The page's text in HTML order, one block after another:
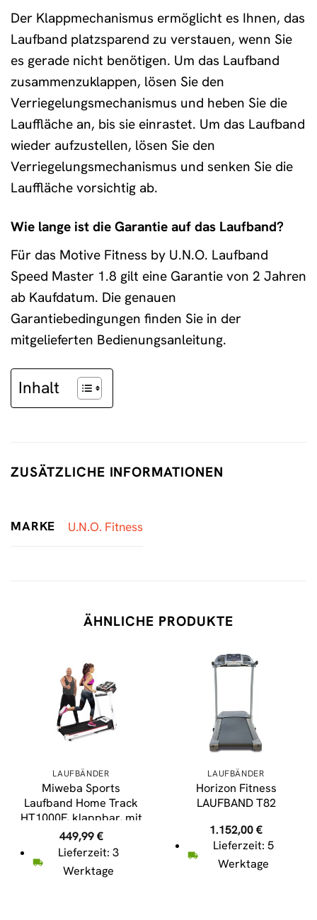
Der Klappmechanismus ermöglicht es Ihnen, das
Laufband platzsparend zu verstauen, wenn Sie
es gerade nicht benötigen. Um das Laufband
zusammenzuklappen, lösen Sie den
Verriegelungsmechanismus und heben Sie die
Lauffläche an, bis sie einrastet. Um das Laufband
wieder aufzustellen, lösen Sie den
Verriegelungsmechanismus und senken Sie die
Lauffläche vorsichtig ab.
Wie lange ist die Garantie auf das Laufband?
Für das Motive Fitness by U.N.O. Laufband
Speed Master 1.8 gilt eine Garantie von 2 Jahren
ab Kaufdatum. Die genauen
Garantiebedingungen finden Sie in der
mitgelieferten Bedienungsanleitung.
Inhalt
ZUSÄTZLICHE INFORMATIONEN
MARKE U.N.O. Fitness
ÄHNLICHE PRODUKTE
LAUFBÄNDER
Miweba Sports
Laufband Home Track
HT1000F, klappbar, mit
Steigung, 1-16km/h,
Quick-Speed, Safety-
449,99€
Lieferzeit: 3
Werktage
LAUFBÄNDER
Horizon Fitness
LAUFBAND T82
1.152,00€
Lieferzeit: 5
Werktage